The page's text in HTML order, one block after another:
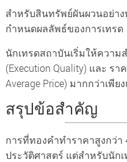
สำหรับสินทรัพย์ผันผวนอย่า
กำหนดผลลัพธ์ของการเทรด
นักเทรดสถาบันเริ่มให้ควา
(Execution Quality) และ รา
Average Price) มากกว่าเพีย
สรุปข้อสำคัญ
การที่ทองคำทำราคาสูงกว่า
ประวัติศาสตร์ แต่สำหรับนัก